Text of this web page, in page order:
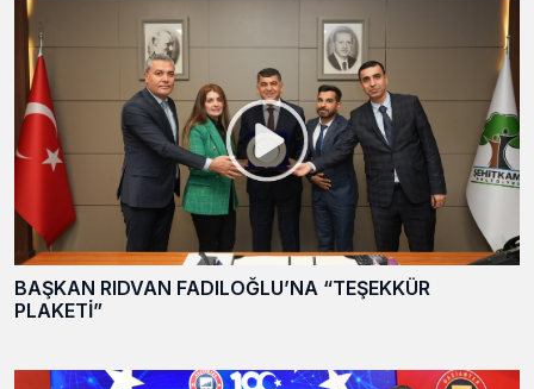
BAŞKAN RIDVAN FADILOĞLU’NA “TEŞEKKÜR
PLAKETİ”